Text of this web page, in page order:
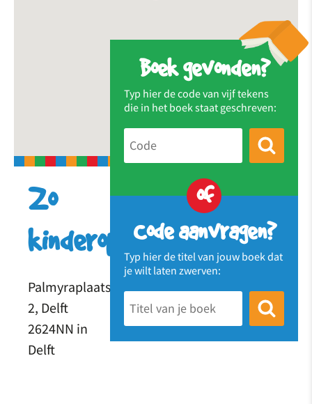
Boek gevonden?
Typ hier de code van vijf tekens
die in het boek staat geschreven:
of
Code aanvragen?
Typ hier de titel van jouw boek dat
je wilt laten zwerven:
Zo
kinderopvang
Palmyraplaats
2, Delft
2624NN in
Delft